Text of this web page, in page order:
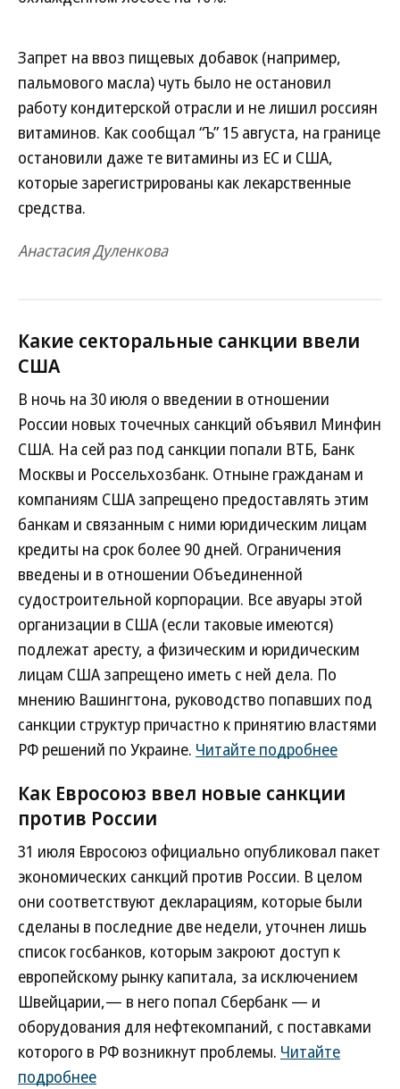
Запрет на ввоз пищевых добавок (например,
пальмового масла) чуть было не остановил
работу кондитерской отрасли и не лишил россиян
витаминов. Как сообщал “Ъ” 15 августа, на границе
остановили даже те витамины из ЕС и США,
которые зарегистрированы как лекарственные
средства.
Анастасия Дуленкова
Какие секторальные санкции ввели
США
В ночь на 30 июля о введении в отношении
России новых точечных санкций объявил Минфин
США. На сей раз под санкции попали ВТБ, Банк
Москвы и Россельхозбанк. Отныне гражданам и
компаниям США запрещено предоставлять этим
банкам и связанным с ними юридическим лицам
кредиты на срок более 90 дней. Ограничения
введены и в отношении Объединенной
судостроительной корпорации. Все авуары этой
организации в США (если таковые имеются)
подлежат аресту, а физическим и юридическим
лицам США запрещено иметь с ней дела. По
мнению Вашингтона, руководство попавших под
санкции структур причастно к принятию властями
РФ решений по Украине. Читайте подробнее
Как Евросоюз ввел новые санкции
против России
31 июля Евросоюз официально опубликовал пакет
экономических санкций против России. В целом
они соответствуют декларациям, которые были
сделаны в последние две недели, уточнен лишь
список госбанков, которым закроют доступ к
европейскому рынку капитала, за исключением
Швейцарии,— в него попал Сбербанк — и
оборудования для нефтекомпаний, с поставками
которого в РФ возникнут проблемы. Читайте
подробнее